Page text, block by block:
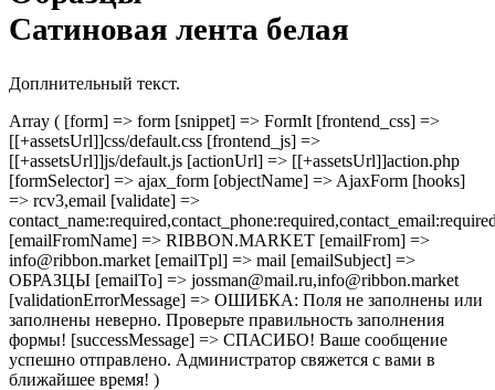
Сатиновая лента белая
Доплнительный текст.
Array ( [form] => form [snippet] => FormIt [frontend_css] =>
[[+assetsUrl]]css/default.css [frontend_js] =>
[[+assetsUrl]]js/default.js [actionUrl] => [[+assetsUrl]]action.php
[formSelector] => ajax_form [objectName] => AjaxForm [hooks]
=> rcv3,email [validate] =>
[emailFromName] => RIBBON.MARKET [emailFrom] =>
info@ribbon.market [emailTpl] => mail [emailSubject] =>
ОБРАЗЦЫ [emailTo] => jossman@mail.ru,info@ribbon.market
[validationErrorMessage] => ОШИБКА: Поля не заполнены или
заполнены неверно. Проверьте правильность заполнения
формы! [successMessage] => СПАСИБО! Ваше сообщение
успешно отправлено. Администратор свяжется с вами в
ближайшее время! )